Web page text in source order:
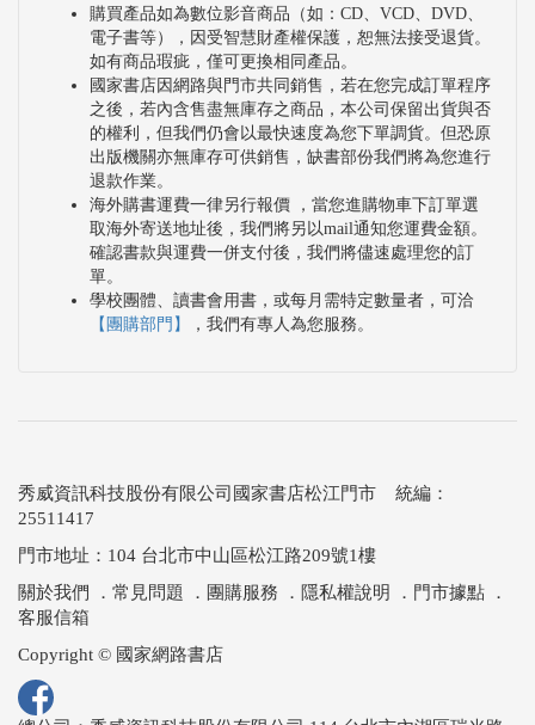
購買產品如為數位影音商品（如：CD、VCD、DVD、
電子書等），因受智慧財產權保護，恕無法接受退貨。
如有商品瑕疵，僅可更換相同產品。
國家書店因網路與門市共同銷售，若在您完成訂單程序
之後，若內含售盡無庫存之商品，本公司保留出貨與否
的權利，但我們仍會以最快速度為您下單調貨。但恐原
出版機關亦無庫存可供銷售，缺書部份我們將為您進行
退款作業。
海外購書運費一律另行報價 ，當您進購物車下訂單選
取海外寄送地址後，我們將另以mail通知您運費金額。
確認書款與運費一併支付後，我們將儘速處理您的訂
單。
學校團體、讀書會用書，或每月需特定數量者，可洽
【團購部門】
，我們有專人為您服務。
秀威資訊科技股份有限公司國家書店松江門市 統編：
25511417
門市地址：104 台北市中山區松江路209號1樓
關於我們
． 常見問題 ． 團購服務 ． 隱私權說明 ． 門市據點 ．
客服信箱
Copyright © 國家網路書店